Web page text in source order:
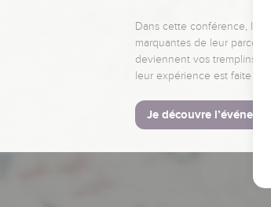
Dans cette conférence,
marquantes de leur
deviennent vos tremplins.
leur expérience est faite
Je découvre